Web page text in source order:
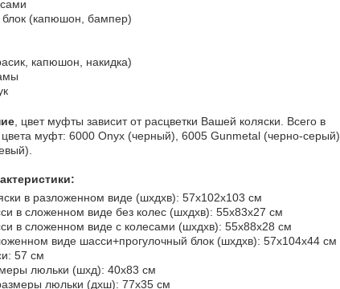
блок (капюшон, бампер)
капюшон, накидка)
, цвет муфты зависит от расцветки Вашей коляски. Всего в
муфт: 6000 Onyx (черный), 6005 Gunmetal (черно-серый),
в разложенном виде (шxдxв): 57x102x103 см
в сложенном виде без колес (шxдxв): 55x83x27 см
в сложенном виде с колесами (шxдxв): 55х88х28 см
виде шасси+прогулочный блок (шxдxв): 57х104х44 см
57 см
люльки (шхд): 40х83 см
люльки (дхш): 77х35 см